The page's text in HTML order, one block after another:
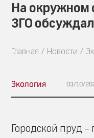
На окружном
ЗГО
Главная Новости
Экология 03/10/
Городской пруд